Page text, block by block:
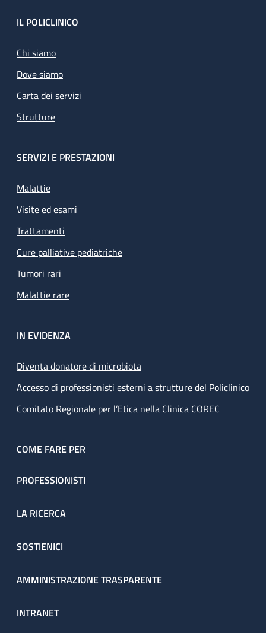
Footer
IL POLICLINICO
Chi siamo
Dove siamo
Carta dei servizi
Strutture
SERVIZI E PRESTAZIONI
Malattie
Visite ed esami
Trattamenti
Cure palliative pediatriche
Tumori rari
Malattie rare
IN EVIDENZA
Diventa donatore di microbiota
Accesso di professionisti esterni a strutture del Policlinico
Comitato Regionale per l’Etica nella Clinica COREC
COME FARE PER
PROFESSIONISTI
LA RICERCA
SOSTIENICI
AMMINISTRAZIONE TRASPARENTE
INTRANET